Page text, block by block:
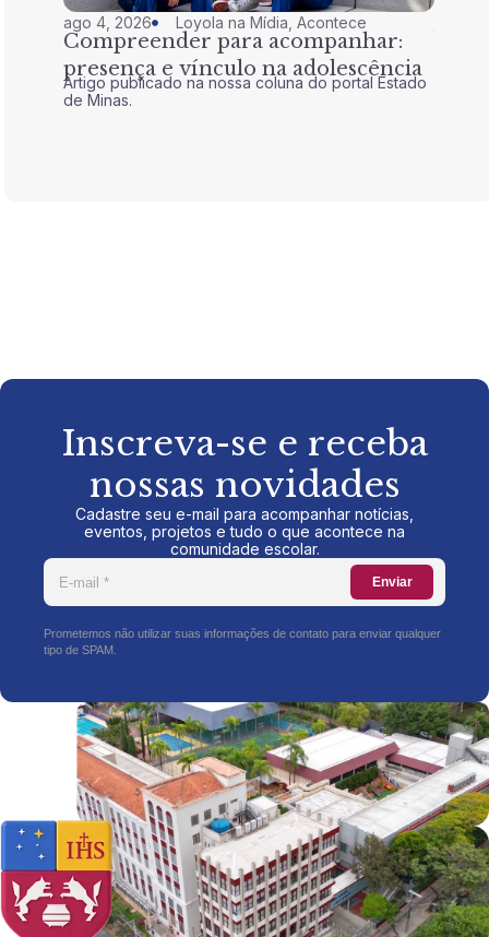
ago 4, 2026 Loyola na Mídia ,Acontece
Compreender para acompanhar:
presença e vínculo na adolescência
Artigo publicado na nossa coluna do portal Estado
de Minas.
Inscreva-se e receba
nossas novidades
Cadastre seu e-mail para acompanhar notícias,
eventos, projetos e tudo o que acontece na
comunidade escolar.
Enviar
Prometemos não utilizar suas informações de contato para enviar qualquer
tipo de SPAM.